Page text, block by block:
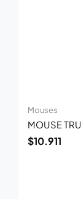
Mouses
MOUSE
$10.911